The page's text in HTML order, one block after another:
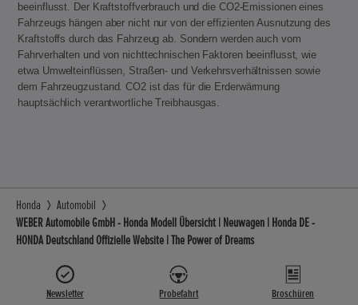
beeinflusst. Der Kraftstoffverbrauch und die CO2-Emissionen eines
Fahrzeugs hängen aber nicht nur von der effizienten Ausnutzung des
Kraftstoffs durch das Fahrzeug ab. Sondern werden auch vom
Fahrverhalten und von nichttechnischen Faktoren beeinflusst, wie
etwa Umwelteinflüssen, Straßen- und Verkehrsverhältnissen sowie
dem Fahrzeugzustand. CO2 ist das für die Erderwärmung
hauptsächlich verantwortliche Treibhausgas.
Honda
Automobil
WEBER Automobile GmbH - Honda Modell Übersicht | Neuwagen | Honda DE -
HONDA Deutschland Offizielle Website | The Power of Dreams
Newsletter Probefahrt Broschüren